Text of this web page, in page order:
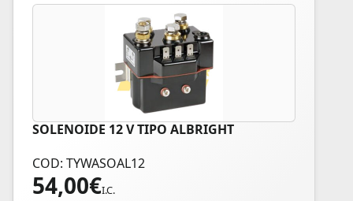
SOLENOIDE 12 V TIPO ALBRIGHT
COD: TYWASOAL12
54,00€I.C.